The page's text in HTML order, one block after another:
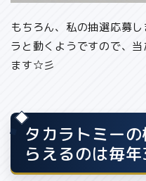
もちろん、私の抽選応募
ラと動くようですので、
ます☆彡
タカラトミー
らえるのは毎